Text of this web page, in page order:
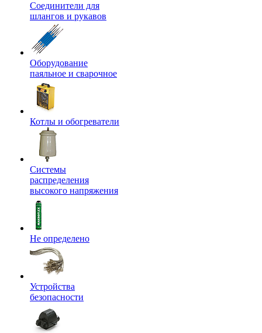
Соединители для
шлангов и рукавов
Оборудование
паяльное и сварочное
Котлы и обогреватели
Системы
распределения
высокого напряжения
Не определено
Устройства
безопасности